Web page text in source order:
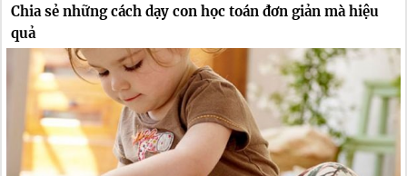
Chia sẻ những cách dạy con học toán đơn giản mà hiệu
quả